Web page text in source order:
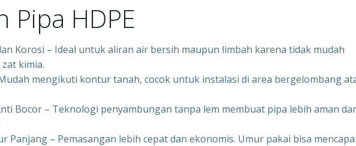
Pipa HDPE
Korosi – Ideal untuk aliran air bersih maupun limbah karena tidak mudah
kimia.
mengikuti kontur tanah, cocok untuk instalasi di area bergelombang
Bocor – Teknologi penyambungan tanpa lem membuat pipa lebih aman
Panjang – Pemasangan lebih cepat dan ekonomis. Umur pakai bisa mencapai